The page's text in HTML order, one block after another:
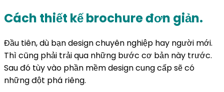
Cách thiết kế brochure đơn giản.
Đầu tiên, dù bạn design chuyên nghiệp hay người mới.
Thì cũng phải trải qua những bước cơ bản này trước.
Sau đó tùy vào phần mềm design cung cấp sẽ có
những đột phá riêng.